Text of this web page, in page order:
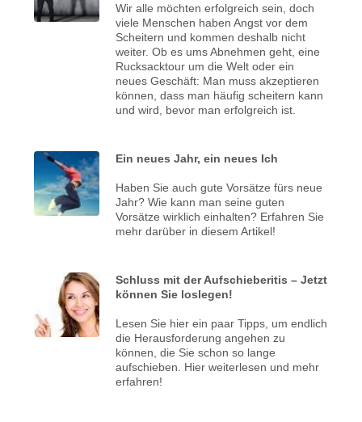
Wir alle möchten erfolgreich sein, doch
viele Menschen haben Angst vor dem
Scheitern und kommen deshalb nicht
weiter. Ob es ums Abnehmen geht, eine
Rucksacktour um die Welt oder ein
neues Geschäft: Man muss akzeptieren
können, dass man häufig scheitern kann
und wird, bevor man erfolgreich ist.
Ein neues Jahr, ein neues Ich
Haben Sie auch gute Vorsätze fürs neue
Jahr? Wie kann man seine guten
Vorsätze wirklich einhalten? Erfahren Sie
mehr darüber in diesem Artikel!
Schluss mit der Aufschieberitis – Jetzt
können Sie loslegen!
Lesen Sie hier ein paar Tipps, um endlich
die Herausforderung angehen zu
können, die Sie schon so lange
aufschieben. Hier weiterlesen und mehr
erfahren!